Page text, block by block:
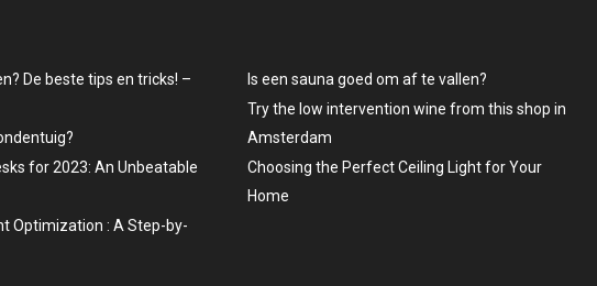
De beste tips en tricks! –
for 2023: An Unbeatable
Optimization : A Step-by-
Is een sauna goed om af te vallen?
Try the low intervention wine from this shop in
Amsterdam
Choosing the Perfect Ceiling Light for Your
Home